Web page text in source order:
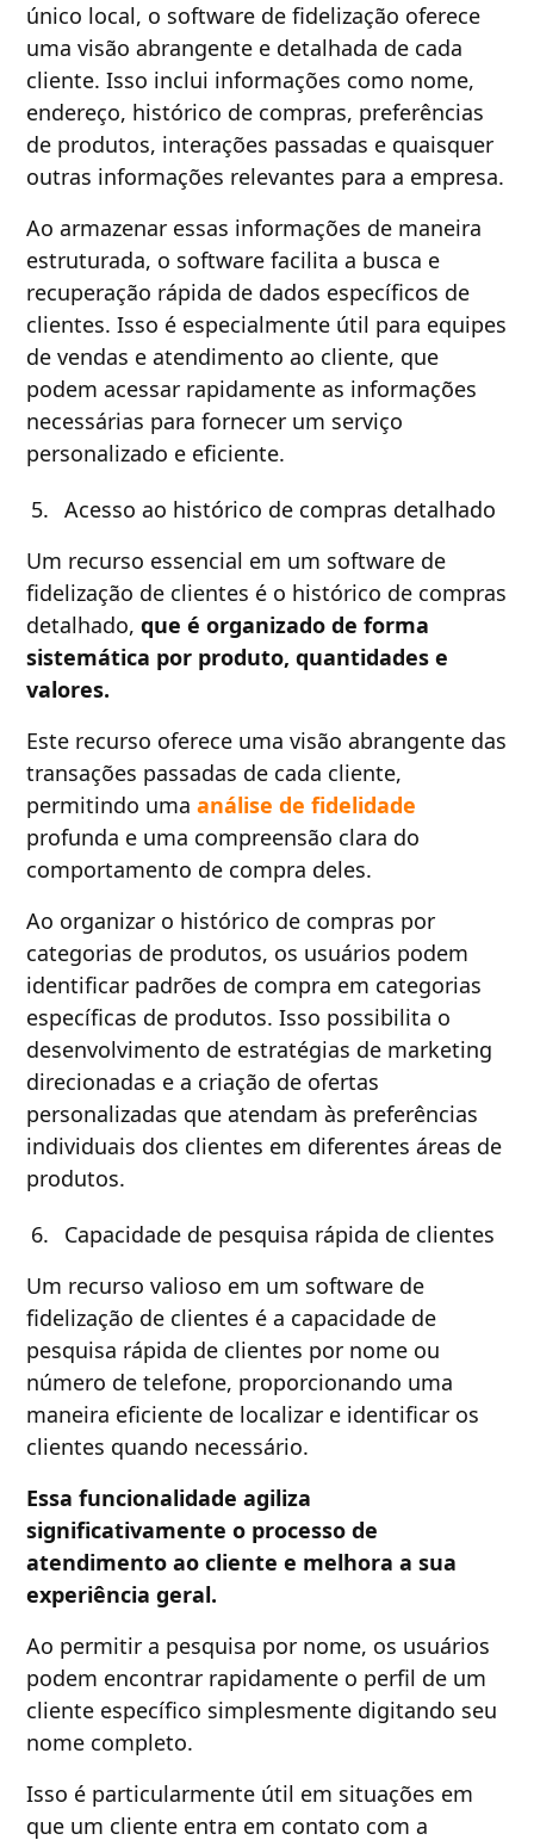
único local, o software de fidelização oferece
uma visão abrangente e detalhada de cada
cliente. Isso inclui informações como nome,
endereço, histórico de compras, preferências
de produtos, interações passadas e quaisquer
outras informações relevantes para a empresa.
Ao armazenar essas informações de maneira
estruturada, o software facilita a busca e
recuperação rápida de dados específicos de
clientes. Isso é especialmente útil para equipes
de vendas e atendimento ao cliente, que
podem acessar rapidamente as informações
necessárias para fornecer um serviço
personalizado e eficiente.
Acesso ao histórico de compras detalhado
Um recurso essencial em um software de
fidelização de clientes é o histórico de compras
detalhado,que é organizado de forma
sistemática por produto, quantidades e
valores.
Este recurso oferece uma visão abrangente das
transações passadas de cada cliente,
permitindo umaanálise de fidelidade
profunda e uma compreensão clara do
comportamento de compra deles.
Ao organizar o histórico de compras por
categorias de produtos, os usuários podem
identificar padrões de compra em categorias
específicas de produtos. Isso possibilita o
desenvolvimento de estratégias de marketing
direcionadas e a criação de ofertas
personalizadas que atendam às preferências
individuais dos clientes em diferentes áreas de
produtos.
Capacidade de pesquisa rápida de clientes
Um recurso valioso em um software de
fidelização de clientes é a capacidade de
pesquisa rápida de clientes por nome ou
número de telefone, proporcionando uma
maneira eficiente de localizar e identificar os
clientes quando necessário.
Essa funcionalidade agiliza
significativamente o processo de
atendimento ao cliente e melhora a sua
experiência geral.
Ao permitir a pesquisa por nome, os usuários
podem encontrar rapidamente o perfil de um
cliente específico simplesmente digitando seu
nome completo.
Isso é particularmente útil em situações em
que um cliente entra em contato com a